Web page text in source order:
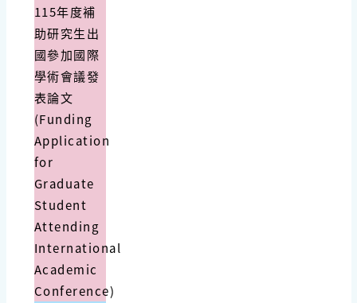
115年度補
助研究生出
國參加國際
學術會議發
表論文
(Funding
Application
for
Graduate
Student
Attending
International
Academic
Conference)